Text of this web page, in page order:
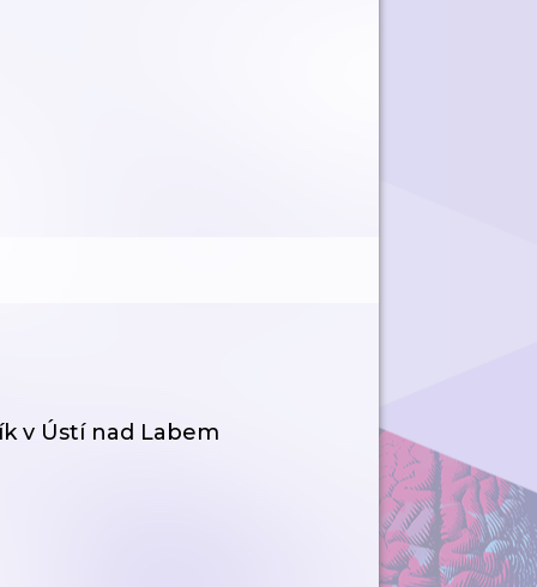
v Ústí nad Labem